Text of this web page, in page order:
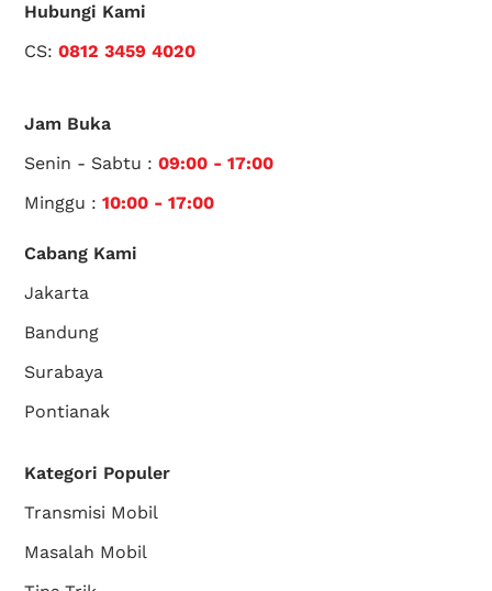
Hubungi Kami
CS:0812 3459 4020
Jam Buka
Senin - Sabtu :09:00 - 17:00
Minggu :10:00 - 17:00
Cabang Kami
Jakarta
Bandung
Surabaya
Pontianak
Kategori Populer
Transmisi Mobil
Masalah Mobil